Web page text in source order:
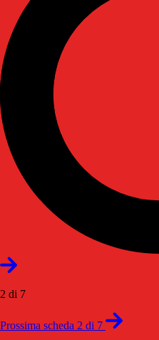
2 di 7
Prossima scheda 2 di 7